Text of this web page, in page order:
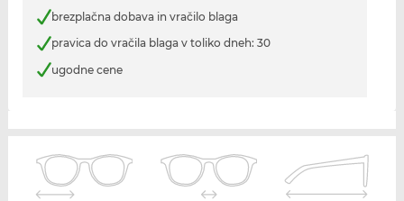
brezplačna dobava in vračilo blaga
pravica do vračila blaga v toliko dneh: 30
ugodne cene